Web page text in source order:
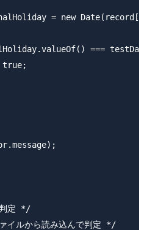
= new
===
判定 */
イルから読み込んで判定 */